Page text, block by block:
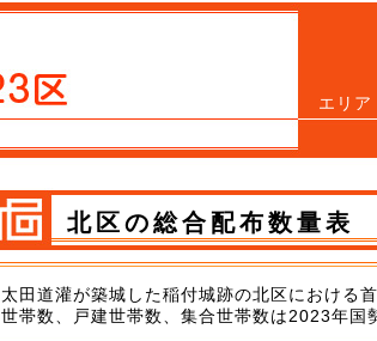
エリア
北区の総合配布数量表
太田道灌が築城した稲付城跡の北区における
世帯数、戸建世帯数、集合世帯数は2023年国